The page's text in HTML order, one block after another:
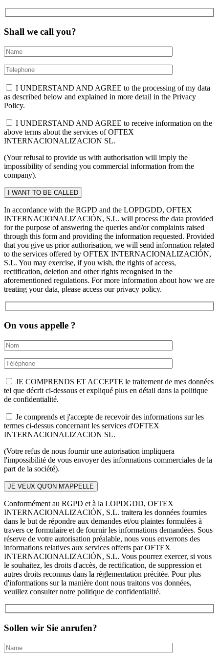
Shall we call you?
I UNDERSTAND AND AGREE to the processing of my data
as described below and explained in more detail in the Privacy
Policy.
I UNDERSTAND AND AGREE to receive information on the
above terms about the services of OFTEX
INTERNACIONALIZACION SL.
(Your refusal to provide us with authorisation will imply the
impossibility of sending you commercial information from the
company).
In accordance with the RGPD and the LOPDGDD, OFTEX
INTERNACIONALIZACIÓN, S.L. will process the data provided
for the purpose of answering the queries and/or complaints raised
through this form and providing the information requested. Provided
that you give us prior authorisation, we will send information related
to the services offered by OFTEX INTERNACIONALIZACIÓN,
S.L. You may exercise, if you wish, the rights of access,
rectification, deletion and other rights recognised in the
aforementioned regulations. For more information about how we are
treating your data, please access our privacy policy.
On vous appelle ?
JE COMPRENDS ET ACCEPTE le traitement de mes données
tel que décrit ci-dessous et expliqué plus en détail dans la politique
de confidentialité.
Je comprends et j'accepte de recevoir des informations sur les
termes ci-dessus concernant les services d'OFTEX
INTERNACIONALIZACION SL.
(Votre refus de nous fournir une autorisation impliquera
l'impossibilité de vous envoyer des informations commerciales de la
part de la société).
Conformément au RGPD et à la LOPDGDD, OFTEX
INTERNACIONALIZACIÓN, S.L. traitera les données fournies
dans le but de répondre aux demandes et/ou plaintes formulées à
travers ce formulaire et de fournir les informations demandées. Sous
réserve de votre autorisation préalable, nous vous enverrons des
informations relatives aux services offerts par OFTEX
INTERNACIONALIZACIÓN, S.L. Vous pourrez exercer, si vous
le souhaitez, les droits d'accès, de rectification, de suppression et
autres droits reconnus dans la réglementation précitée. Pour plus
d'informations sur la manière dont nous traitons vos données,
veuillez consulter notre politique de confidentialité.
Sollen wir Sie anrufen?